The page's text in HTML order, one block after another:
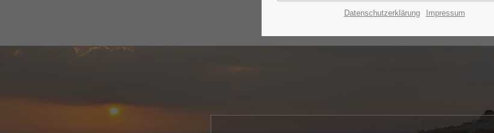
Datenschutzerklärung Impressum